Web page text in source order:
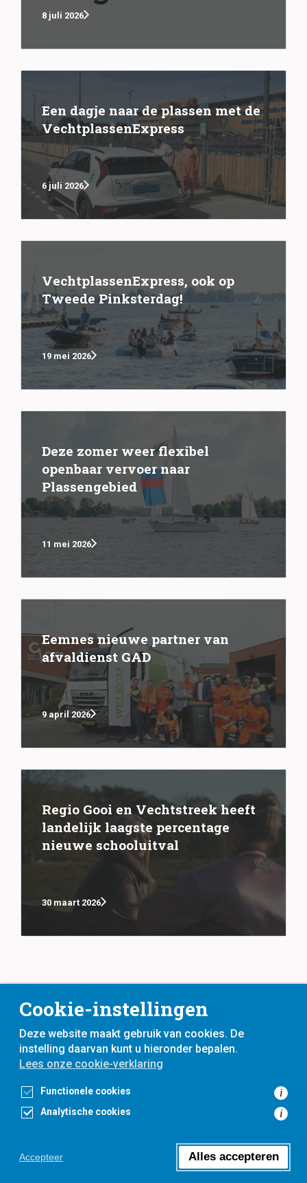
8 juli 2026
Een dagje naar de plassen met de
VechtplassenExpress
6 juli 2026
VechtplassenExpress, ook op
Tweede Pinksterdag!
19 mei 2026
Deze zomer weer flexibel
openbaar vervoer naar
Plassengebied
11 mei 2026
Eemnes nieuwe partner van
afvaldienst GAD
9 april 2026
Regio Gooi en Vechtstreek heeft
landelijk laagste percentage
nieuwe schooluitval
30 maart 2026
voor inwoners,metgemeenten
Toegankelijkheidsverklaring
Cookie-instellingen
Deze website maakt gebruik van cookies. De
instelling daarvan kunt u hieronder bepalen.
Lees onze cookie-verklaring
Functionele cookies i
Analytische cookies i
Accepteer Alles accepteren